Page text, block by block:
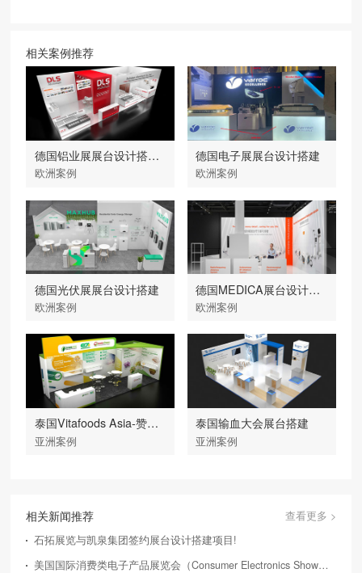
相关案例推荐
德国铝业展展台设计搭建-大力神
欧洲案例
德国电子展展台设计搭建
欧洲案例
德国光伏展展台设计搭建
欧洲案例
德国MEDICA展台设计搭建
欧洲案例
泰国Vitafoods Asia-赞倍思
亚洲案例
泰国输血大会展台搭建
亚洲案例
相关新闻推荐
查看更多 >
石拓展览与凯泉集团签约展台设计搭建项目!
美国国际消费类电子产品展览会（Consumer Electronics Show，简称CES）